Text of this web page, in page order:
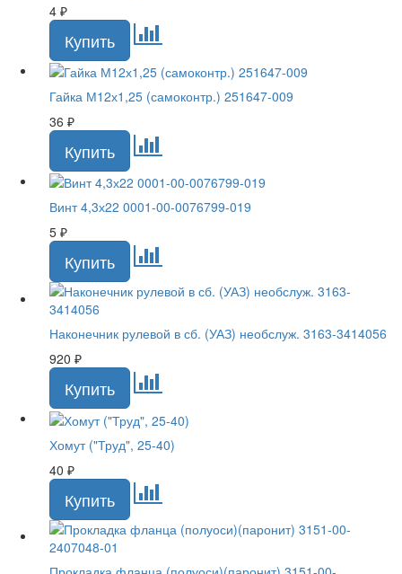
4 ₽
Гайка М12х1,25 (самоконтр.) 251647-009
36 ₽
Винт 4,3х22 0001-00-0076799-019
5 ₽
Наконечник рулевой в сб. (УАЗ) необслуж. 3163-3414056
920 ₽
Хомут ("Труд", 25-40)
40 ₽